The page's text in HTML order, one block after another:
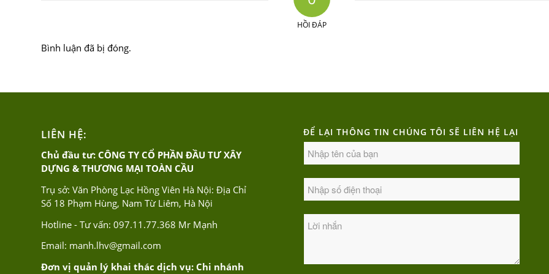
HỒI ĐÁP
Bình luận đã bị đóng.
LIÊN HỆ:
Chủ đầu tư: CÔNG TY CỔ PHẦN ĐẦU TƯ XÂY
DỰNG & THƯƠNG MẠI TOÀN CẦU
Trụ sở: Văn Phòng Lạc Hồng Viên Hà Nội: Địa Chỉ
Số 18 Phạm Hùng, Nam Từ Liêm, Hà Nội
Hotline - Tư vấn: 097.11.77.368 Mr Mạnh
Email: manh.lhv@gmail.com
Đơn vị quản lý khai thác dịch vụ: Chi nhánh
ĐỂ LẠI THÔNG TIN CHÚNG TÔI SẼ LIÊN HỆ LẠI